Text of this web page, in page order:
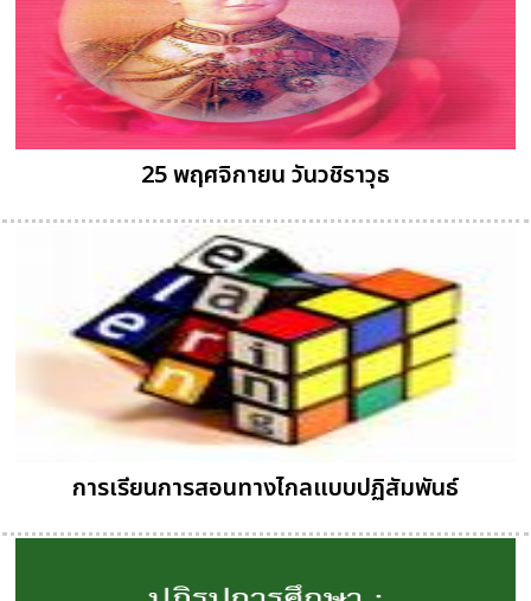
25 พฤศจิกายน วันวชิราวุธ
การเรียนการสอนทางไกลแบบปฏิสัมพันธ์